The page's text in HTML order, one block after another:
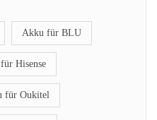
Akku für BLU
Hisense
für Oukitel